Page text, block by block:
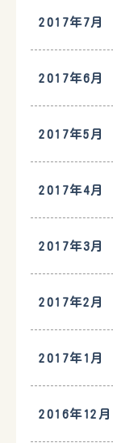
2017年7月
2017年6月
2017年5月
2017年4月
2017年3月
2017年2月
2017年1月
2016年12月